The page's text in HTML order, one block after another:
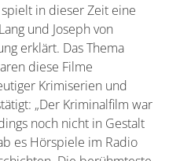
in dieser Zeit eine
und Joseph von
erklärt. Das Thema
diese Filme
Krimiserien und
„Der Kriminalfilm war
noch nicht in Gestalt
es Hörspiele im Radio